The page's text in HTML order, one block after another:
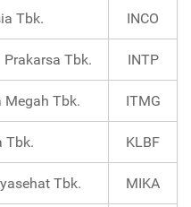
Tbk. INCO
Tbk. INTP
Megah Tbk. ITMG
Tbk. KLBF
Tbk. MIKA